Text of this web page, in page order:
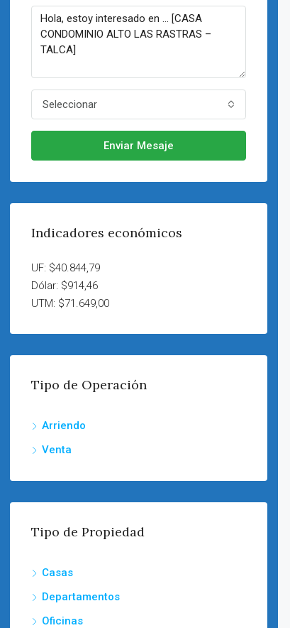
Seleccionar
Enviar Mesaje
Indicadores económicos
UF: $40.844,79
Dólar: $914,46
UTM: $71.649,00
Tipo de Operación
Arriendo
Venta
Tipo de Propiedad
Casas
Departamentos
Oficinas